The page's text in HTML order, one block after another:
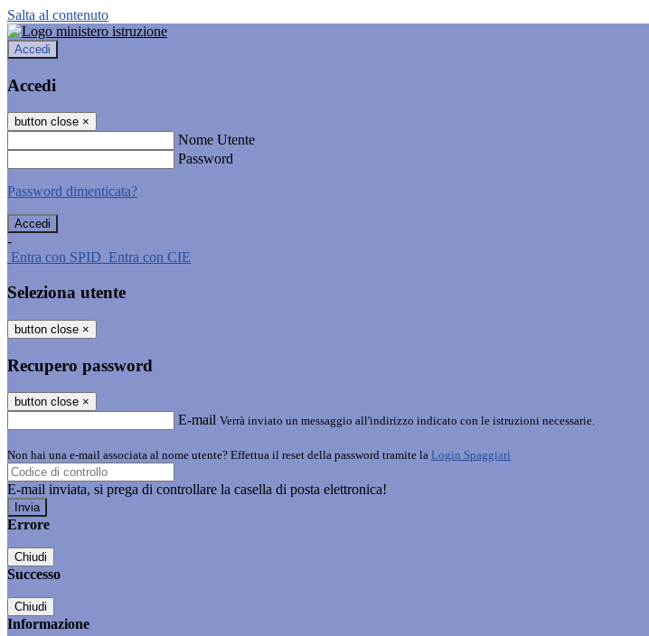
Salta al contenuto
Accedi
Accedi
button close ×
Nome Utente
Password
Password dimenticata?
-
Entra con SPID Entra con CIE
Seleziona utente
button close ×
Recupero password
button close ×
E-mail Verrà inviato un messaggio all'indirizzo indicato con le istruzioni necessarie.
Non hai una e-mail associata al nome utente? Effettua il reset della password tramite la Login Spaggiari
E-mail inviata, si prega di controllare la casella di posta elettronica!
Errore
Chiudi
Successo
Chiudi
Informazione